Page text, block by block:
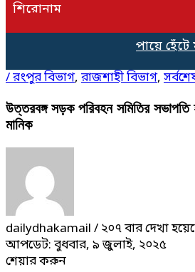
শিরোনাম
পায়ে হেঁটে
/রংপুর বিভাগ, রাজশাহী বিভাগ,
উত্তরবঙ্গ সড়ক পরিবহন সমিতির
মানিক
dailydhakamail / ২০৭ বার দেখা
আপডেট: বুধবার, ৯ জুলাই, ২০২৫
শেয়ার করুন